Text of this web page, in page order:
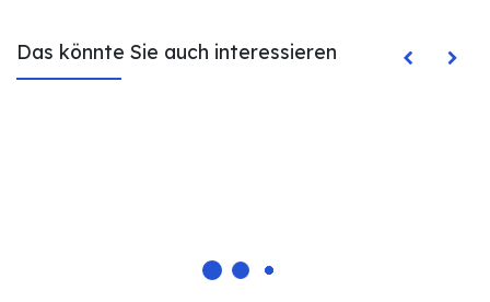
Das könnte Sie auch interessieren